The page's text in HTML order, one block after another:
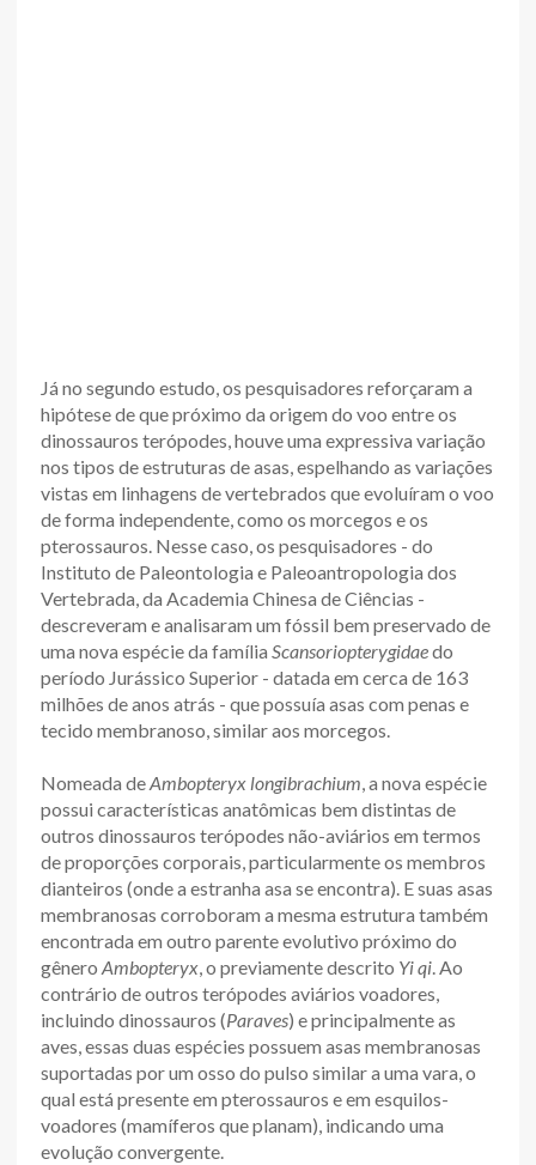
Já no segundo estudo, os pesquisadores reforçaram a
hipótese de que próximo da origem do voo entre os
dinossauros terópodes, houve uma expressiva variação
nos tipos de estruturas de asas, espelhando as variações
vistas em linhagens de vertebrados que evoluíram o voo
de forma independente, como os morcegos e os
pterossauros. Nesse caso, os pesquisadores - do
Instituto de Paleontologia e Paleoantropologia dos
Vertebrada, da Academia Chinesa de Ciências -
descreveram e analisaram um fóssil bem preservado de
uma nova espécie da família Scansoriopterygidaedo
período Jurássico Superior - datada em cerca de 163
milhões de anos atrás - que possuía asas com penas e
tecido membranoso, similar aos morcegos.
Nomeada deAmbopteryx longibrachium, a nova espécie
possui características anatômicas bem distintas de
outros dinossauros terópodes não-aviários em termos
de proporções corporais, particularmente os membros
dianteiros (onde a estranha asa se encontra). E suas asas
membranosas corroboram a mesma estrutura também
encontrada em outro parente evolutivo próximo do
gênero Ambopteryx, o previamente descrito Yi qi. Ao
contrário de outros terópodes aviários voadores,
incluindo dinossauros (Paraves) e principalmente as
aves, essas duas espécies possuem asas membranosas
suportadas por um osso do pulso similar a uma vara, o
qual está presente em pterossauros e em esquilos-
voadores (mamíferos que planam), indicando uma
evolução convergente.